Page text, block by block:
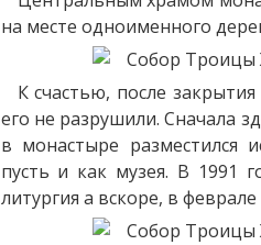
на месте одноименного
К счастью, после
его не разрушили. Сначала
в монастыре разместился
пусть и как музея. В 1991
литургия а вскоре, в